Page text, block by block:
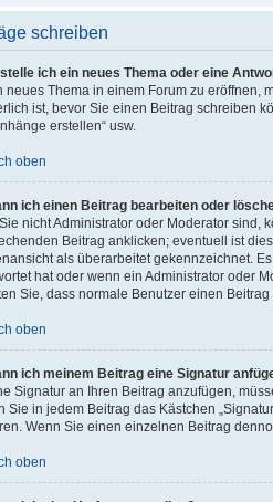
schreiben
ich ein neues Thema oder eine
neues Thema in einem Forum zu eröffnen,
ist, bevor Sie einen Beitrag schreiben
erstellen“ usw.
oben
ich einen Beitrag bearbeiten oder
nicht Administrator oder Moderator sind,
Beitrag anklicken; eventuell ist
als überarbeitet gekennzeichnet.
hat oder wenn ein Administrator oder
Sie, dass normale Benutzer einen
oben
ich meinem Beitrag eine Signatur
Signatur an Ihren Beitrag anzufügen,
Sie in jedem Beitrag das Kästchen
Wenn Sie einen einzelnen Beitrag
oben